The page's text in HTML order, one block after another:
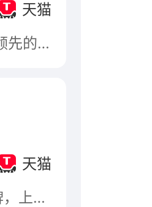
天猫
花王（中国）投资有限公司，始于1887年日本，日本领先的家庭用品和化妆品生产企业，旗下拥有花王Kao、碧柔、苏菲娜、洁霸、乐而雅、妙而舒、歌薇、莉婕等以高品质著称的品牌。
天猫
广州南顺清洁用品有限公司，知名（著名）洗洁精品牌，上市公司，香港工业总会颁发的香港"q唛"优质产品，主要提供家居清洁护理产品，符合英国皇家公众健康及卫生协会优质产品标准。